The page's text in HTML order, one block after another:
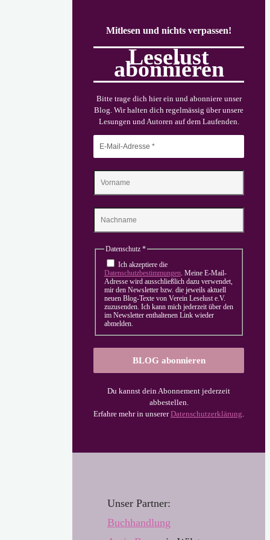
Mitlesen und nichts verpassen!
Leselust
abonnieren
Bitte trage dich hier ein und abonniere unser
Blog. Wir halten dich regelmässig über unsere
Lesungen und Autoren auf dem Laufenden.
Datenschutz *
Ich akzeptiere die
Datenschutzbestimmungen . Meine E-Mail-
Adresse wird ausschließlich dazu verwendet,
mir den Newsletter bzw. die jeweils aktuell
neuen Blog-Texte von Verein Leselust e.V.
zuzusenden. Ich kann mich jederzeit über den
im Newsletter enthaltenen Link wieder
abmelden.
Du kannst dein Abonnement jederzeit
abbestellen.
Erfahre mehr in unsererDatenschutzerklärung
Unser Partner:
Buchhandlung